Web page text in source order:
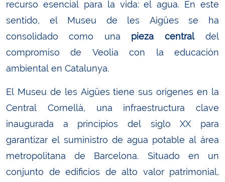
recurso esencial para la vida: el agua. En este
sentido, el Museu de les Aigües se ha
consolidado como una pieza centraldel
compromiso de Veolia con la educación
ambiental en Catalunya.
El Museu de les Aigües tiene sus orígenes en la
Central Cornellà, una infraestructura clave
inaugurada a principios del siglo XX para
garantizar el suministro de agua potable al área
metropolitana de Barcelona. Situado en un
conjunto de edificios de alto valor patrimonial,